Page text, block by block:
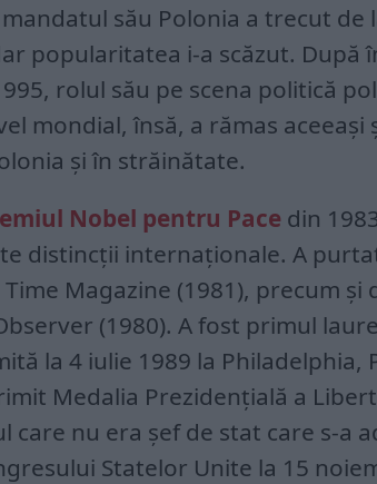
său Polonia a trecut de
popularitatea i-a scăzut. După
rolul său pe scena politică
mondial, însă, a rămas
și în străinătate.
Nobel pentru Pace din
distincții internaționale. A
Magazine (1981), precum și
(1980). A fost primul
la 4 iulie 1989 la Philadelphia,
Medalia Prezidențială a
care nu era șef de stat care s-a
Statelor Unite la 15